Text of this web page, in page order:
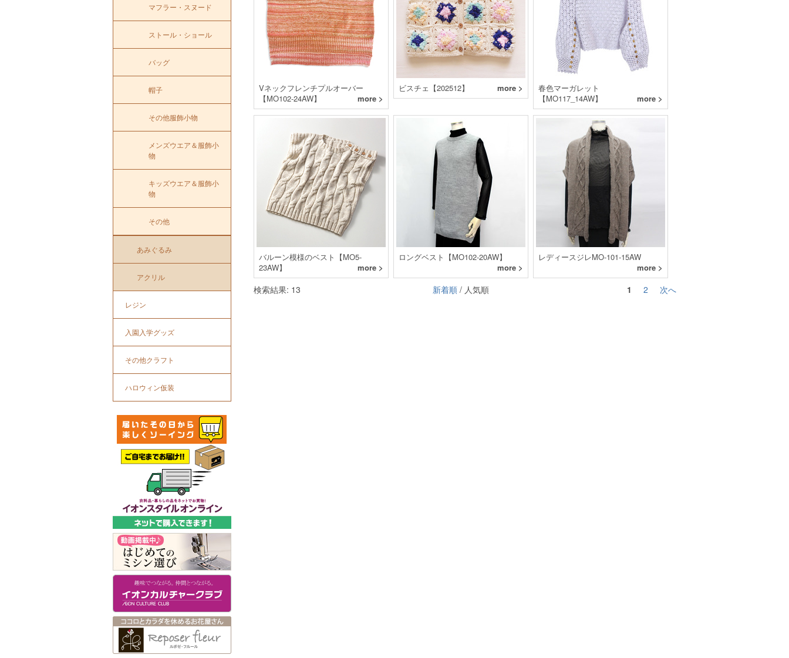
Vネックフレンチプルオーバー
【MO102-24AW】
more >
ビスチェ【202512】 more >
春色マーガレット
【MO117_14AW】
more >
バルーン模様のベスト【MO5-
23AW】
more >
ロングベスト【MO102-20AW】
more >
レディースジレMO-101-15AW
more >
検索結果: 13 1 2 次へ
新着順 / 人気順
マフラー・スヌード
ストール・ショール
バッグ
帽子
その他服飾小物
メンズウエア＆服飾小
物
キッズウエア＆服飾小
物
その他
あみぐるみ
アクリル
レジン
入園入学グッズ
その他クラフト
ハロウィン仮装